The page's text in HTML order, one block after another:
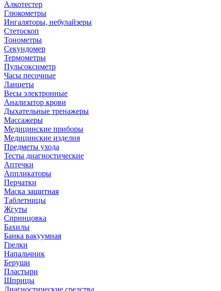
Алкотестер
Глюкометры
Ингаляторы, небулайзеры
Стетоскоп
Тонометры
Секундомер
Термометры
Пульсоксиметр
Часы песочные
Ланцеты
Весы электронные
Анализатор крови
Дыхательные тренажеры
Массажеры
Медицинские приборы
Медицинские изделия
Предметы ухода
Тесты диагностические
Аптечки
Аппликаторы
Перчатки
Маска защитная
Таблетницы
Жгуты
Спринцовка
Бахилы
Банка вакуумная
Грелки
Напальчник
Беруши
Пластыри
Шприцы
Диагностические средства